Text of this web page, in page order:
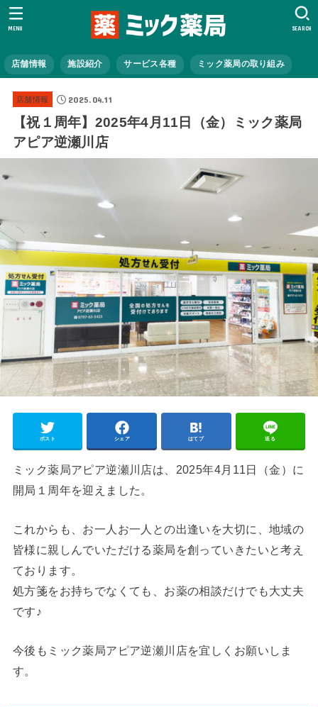
店舗情報 施設紹介 サービス各種 ミック薬局の取り組み
SEARCH
MENU
店舗情報 2025.04.11
【祝１周年】2025年4月11日（金）ミック薬局
アピア逆瀬川店
ポスト シェア はてブ 送る
ミック薬局アピア逆瀬川店は、2025年4月11日（金）に
開局１周年を迎えました。
これからも、お一人お一人との出逢いを大切に、地域の
皆様に親しんでいただける薬局を創っていきたいと考え
ております。
処方箋をお持ちでなくても、お薬の相談だけでも大丈夫
です♪
今後もミック薬局アピア逆瀬川店を宜しくお願いしま
す。